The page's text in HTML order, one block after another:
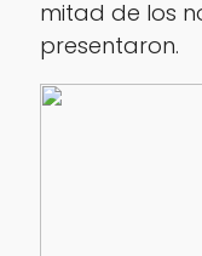
mitad de los
presentaron.